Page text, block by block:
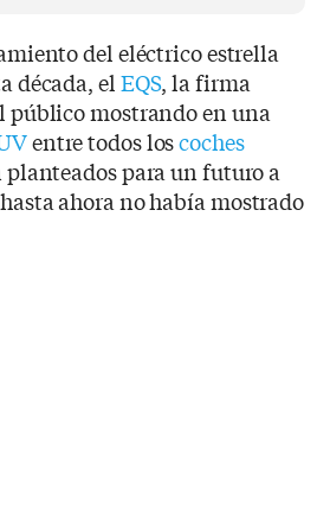
del eléctrico estrella
década, el EQS, la firma
público mostrando en una
entre todos loscoches
para un futuro a
ahora no había mostrado